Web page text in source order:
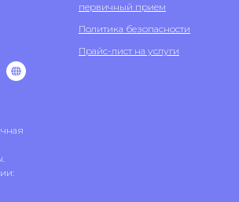
первичный прием
Политика безопасности
Прайс-лист на услуги